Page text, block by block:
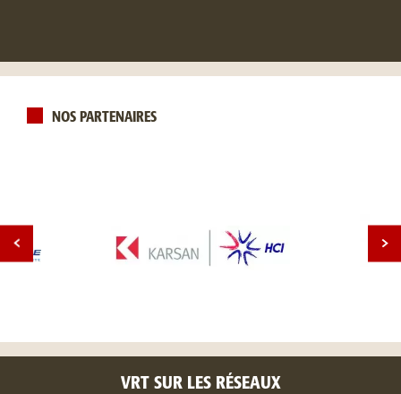
NOS PARTENAIRES
VRT SUR LES RÉSEAUX